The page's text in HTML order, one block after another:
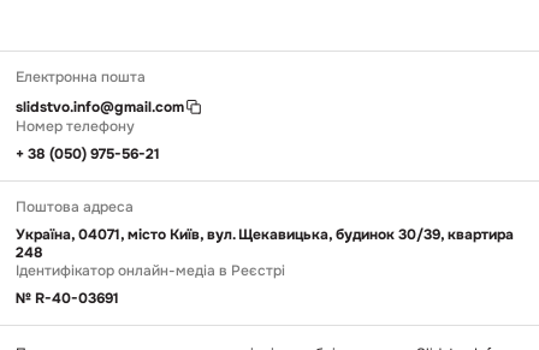
Електронна пошта
slidstvo.info@gmail.com
Номер телефону
+ 38 (050) 975-56-21
Поштова адреса
Україна, 04071, місто Київ, вул. Щекавицька, будинок 30/39, квартира
248
Ідентифікатор онлайн-медіа в Реєстрі
№ R-40-03691